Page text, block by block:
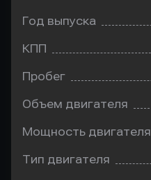
Год выпуска
КПП
Пробег
Объем двигателя
Мощность двигателя
Тип двигателя